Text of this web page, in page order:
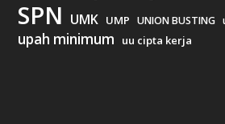
SPN UMK UMP UNION BUSTING
upah minimum uu cipta kerja